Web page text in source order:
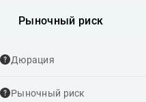
Рыночный риск
Дюрация
Рыночный риск